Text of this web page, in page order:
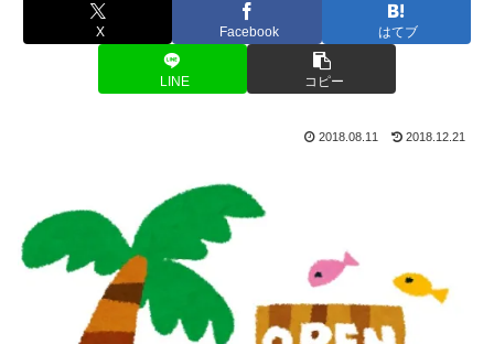
X Facebook はてブ
LINE コピー
2018.08.11 2018.12.21